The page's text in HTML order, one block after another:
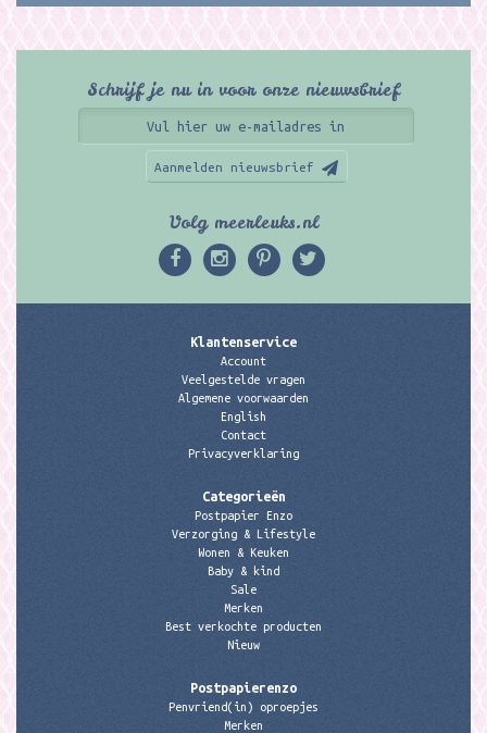
Schrijf je nu in voor onze nieuwsbrief
Aanmelden nieuwsbrief
Volg meerleuks.nl
Klantenservice
Account
Veelgestelde vragen
Algemene voorwaarden
English
Contact
Privacyverklaring
Categorieën
Postpapier Enzo
Verzorging & Lifestyle
Wonen & Keuken
Baby & kind
Sale
Merken
Best verkochte producten
Nieuw
Postpapierenzo
Penvriend(in) oproepjes
Merken